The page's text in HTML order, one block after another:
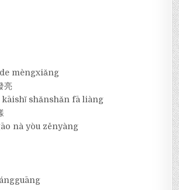
mèngxiǎng
亮
shǎnshǎn fā liàng
nà yòu zěnyàng